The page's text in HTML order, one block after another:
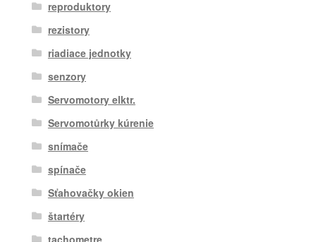
reproduktory
rezistory
riadiace jednotky
senzory
Servomotory elktr.
Servomotůrky kúrenie
snímače
spínače
Sťahovačky okien
štartéry